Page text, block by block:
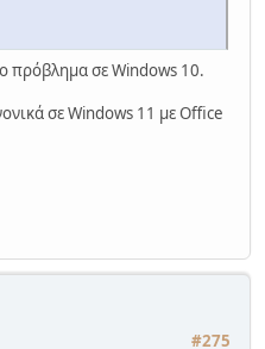
πρόβλημα σε Windows 10.
σε Windows 11 με Office
#275